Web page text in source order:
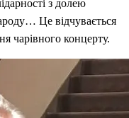
з долею
Це відчувається
чарівного концерту.